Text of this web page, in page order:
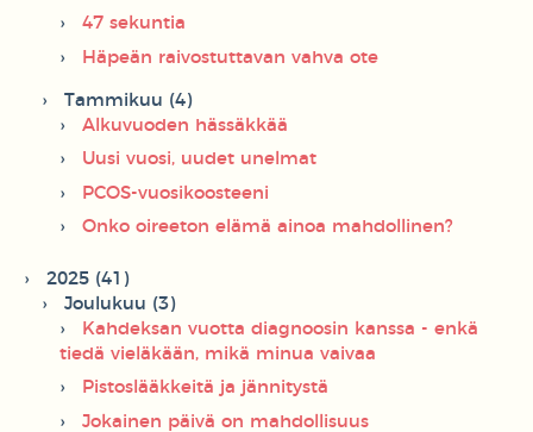
47 sekuntia
Häpeän raivostuttavan vahva ote
Tammikuu (4)
Alkuvuoden hässäkkää
Uusi vuosi, uudet unelmat
PCOS-vuosikoosteeni
Onko oireeton elämä ainoa mahdollinen?
2025 (41)
Joulukuu (3)
Kahdeksan vuotta diagnoosin kanssa - enkä
tiedä vieläkään, mikä minua vaivaa
Pistoslääkkeitä ja jännitystä
Jokainen päivä on mahdollisuus